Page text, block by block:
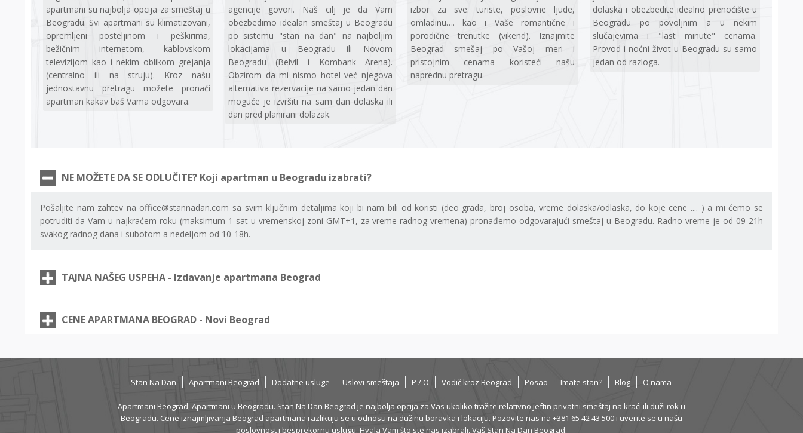
apartmani su najbolja opcija za smeštaj u
Beogradu. Svi apartmani su klimatizovani,
opremljeni posteljinom i peškirima,
bežičnim internetom, kablovskom
televizijom kao i nekim oblikom grejanja
(centralno ili na struju). Kroz našu
jednostavnu pretragu možete pronaći
apartman kakav baš Vama odgovara.
agencije govori. Naš cilj je da Vam
obezbedimo idealan smeštaj u Beogradu
po sistemu "stan na dan" na najboljim
lokacijama u Beogradu ili Novom
Beogradu (Belvil i Kombank Arena).
Obzirom da mi nismo hotel već njegova
alternativa rezervacije na samo jedan dan
moguće je izvršiti na sam dan dolaska ili
dan pred planirani dolazak.
izbor za sve: turiste, poslovne ljude,
omladinu…. kao i Vaše romantične i
porodične trenutke (vikend). Iznajmite
Beograd smešaj po Vašoj meri i
pristojnim cenama koristeći našu
naprednu pretragu.
dolaska i obezbedite idealno prenoćište u
Beogradu po povoljnim a u nekim
slučajevima i "last minute" cenama.
Provod i noćni život u Beogradu su samo
jedan od razloga.
NE MOŽETE DA SE ODLUČITE? Koji apartman u Beogradu izabrati?
Pošaljite nam zahtev na office@stannadan.com sa svim ključnim detaljima koji bi nam bili od koristi (deo grada, broj osoba, vreme dolaska/odlaska, do koje cene .... ) a mi ćemo se
potruditi da Vam u najkraćem roku (maksimum 1 sat u vremenskoj zoni GMT+1, za vreme radnog vremena) pronađemo odgovarajući smeštaj u Beogradu. Radno vreme je od 09-21h
svakog radnog dana i subotom a nedeljom od 10-18h.
TAJNA NAŠEG USPEHA - Izdavanje apartmana Beograd
CENE APARTMANA BEOGRAD - Novi Beograd
Stan Na Dan Apartmani Beograd Dodatne usluge Uslovi smeštaja P / O Vodič kroz Beograd Posao Imate stan? Blog O nama
Apartmani Beograd, Apartmani u Beogradu. Stan Na Dan Beograd je najbolja opcija za Vas ukoliko tražite relativno jeftin privatni smeštaj na kraći ili duži rok u
Beogradu. Cene iznajmljivanja Beograd apartmana razlikuju se u odnosu na dužinu boravka i lokaciju. Pozovite nas na +381 65 42 43 500 i uverite se u našu
poslovnost i besprekornu uslugu. Hvala Vam što ste nas izabrali, Vaš Stan Na Dan Beograd.